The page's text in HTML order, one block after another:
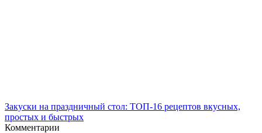
Закуски на праздничный стол: ТОП-16 рецептов вкусных,
простых и быстрых
Комментарии